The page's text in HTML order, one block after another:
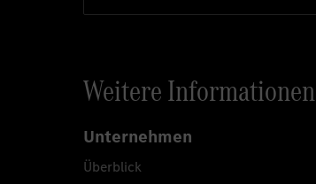
Weitere Informationen
Unternehmen
Überblick